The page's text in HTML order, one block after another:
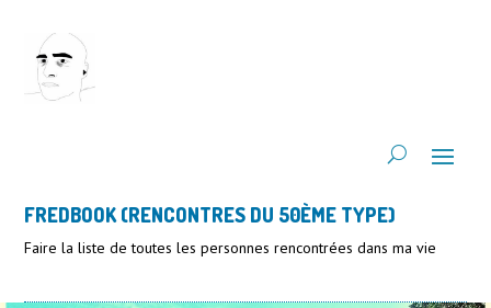
FREDBOOK (RENCONTRES DU 50ÈME TYPE)
Faire la liste de toutes les personnes rencontrées dans ma vie